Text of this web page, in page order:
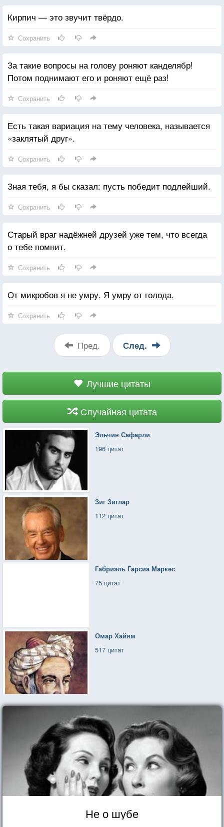
Кирпич — это звучит твёрдо.
Сохранить
За такие вопросы на голову роняют канделябр!
Потом поднимают его и роняют ещё раз!
Сохранить
Есть такая вариация на тему человека, называется
«заклятый друг».
Сохранить
Зная тебя, я бы сказал: пусть победит подлейший.
Сохранить
Старый враг надёжней друзей уже тем, что всегда
о тебе помнит.
Сохранить
От микробов я не умру. Я умру от голода.
Сохранить
Пред. След.
Лучшие цитаты
Случайная цитата
Эльчин Сафарли
196 цитат
Зиг Зиглар
112 цитат
Габриэль Гарсиа Маркес
75 цитат
Омар Хайям
517 цитат
Не о шубе